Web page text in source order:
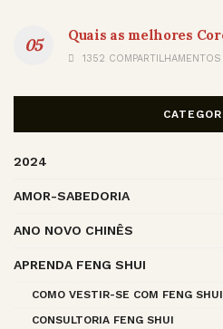
Quais as melhores
1352 COMPARTILHAMENTOS
2024
AMOR-SABEDORIA
ANO NOVO CHINÊS
APRENDA FENG SHUI
COMO VESTIR-SE COM FENG SHUI
CONSULTORIA FENG SHUI